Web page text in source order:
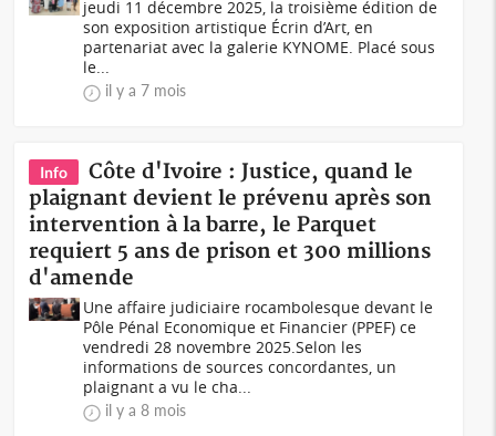
jeudi 11 décembre 2025, la troisième édition de
son exposition artistique Écrin d’Art, en
partenariat avec la galerie KYNOME. Placé sous
le...
il y a 7 mois
Info
Côte d'Ivoire : Justice, quand le
plaignant devient le prévenu après son
intervention à la barre, le Parquet
requiert 5 ans de prison et 300 millions
d'amende
Une affaire judiciaire rocambolesque devant le
Pôle Pénal Economique et Financier (PPEF) ce
vendredi 28 novembre 2025.Selon les
informations de sources concordantes, un
plaignant a vu le cha...
il y a 8 mois